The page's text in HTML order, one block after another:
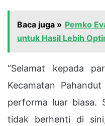
Baca juga » Pemko
untuk Hasil Lebih
“Selamat kepada
Kecamatan
performa luar biasa.
tidak berhenti di